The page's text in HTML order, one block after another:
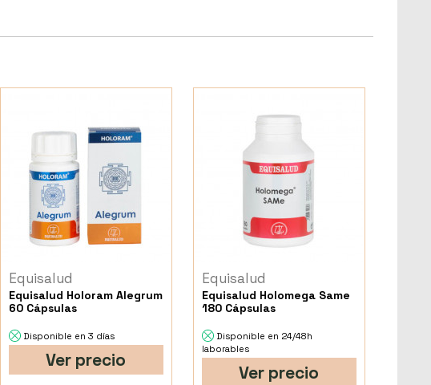
Equisalud
Equisalud Holoram Alegrum
60 Cápsulas
Disponible en 3 días
Ver precio
Equisalud
Equisalud Holomega Same
180 Cápsulas
Disponible en 24/48h
laborables
Ver precio